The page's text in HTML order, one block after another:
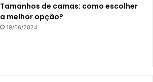
Tamanhos de camas: como escolher
a melhor opção?
19/06/2024